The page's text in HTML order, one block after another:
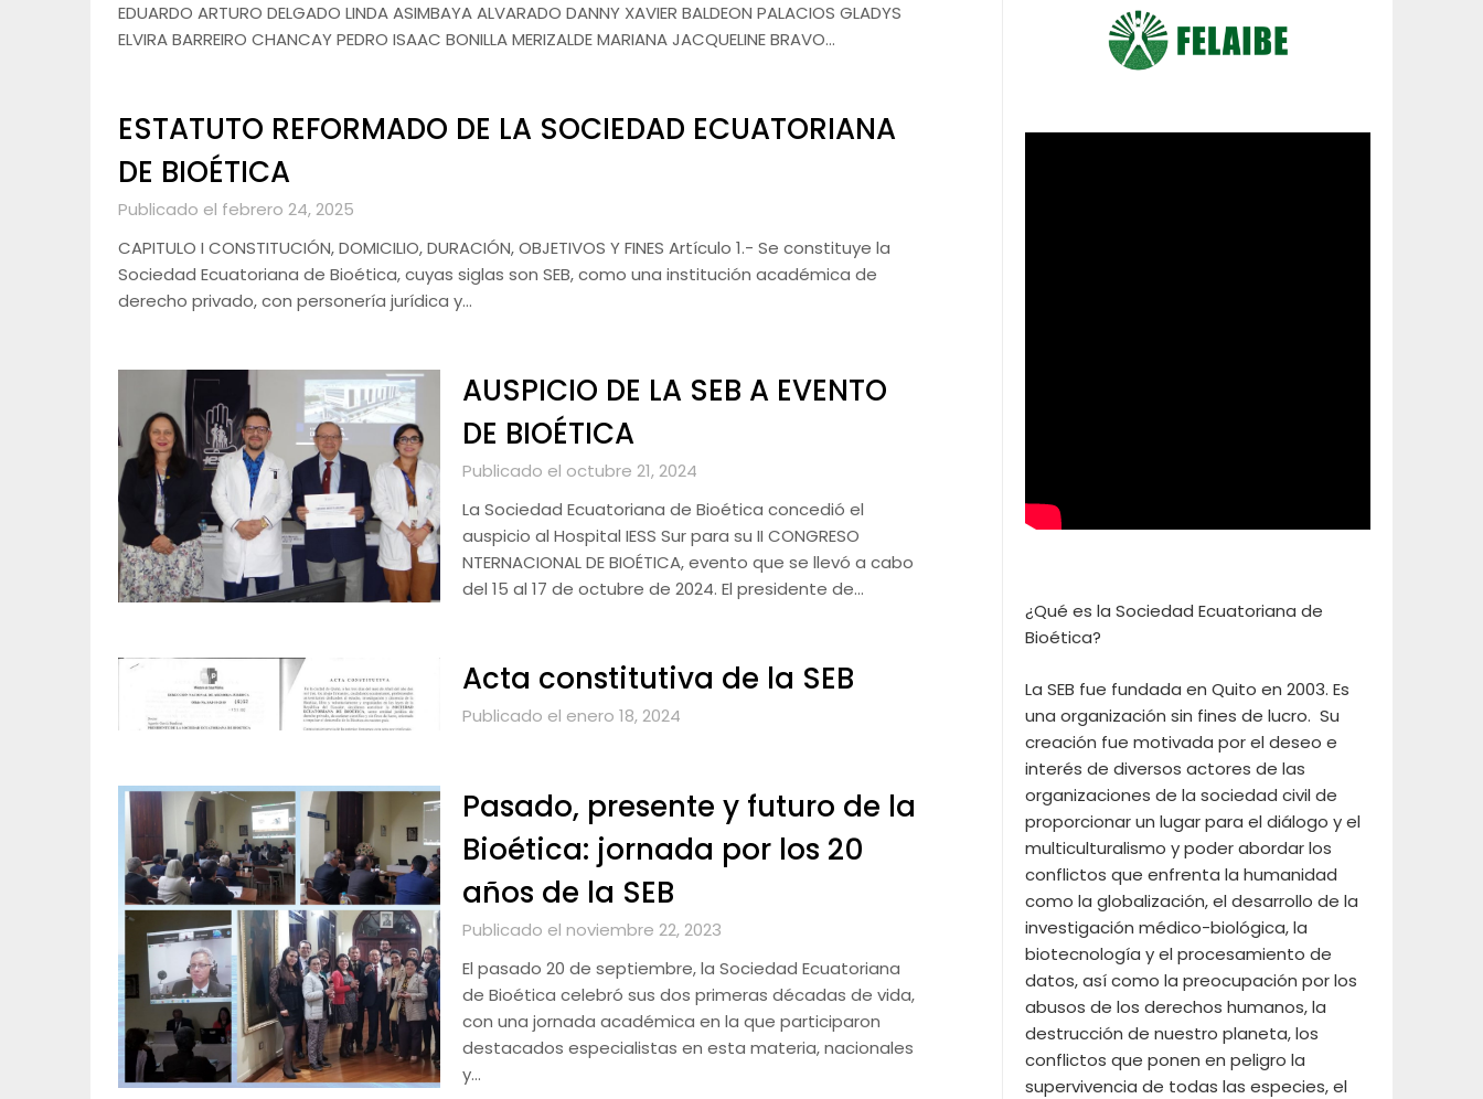
EDUARDO ARTURO DELGADO LINDA ASIMBAYA ALVARADO DANNY XAVIER BALDEON PALACIOS GLADYS
ELVIRA BARREIRO CHANCAY PEDRO ISAAC BONILLA MERIZALDE MARIANA JACQUELINE BRAVO…
ESTATUTO REFORMADO DE LA SOCIEDAD ECUATORIANA
DE BIOÉTICA
Publicado el febrero 24, 2025
CAPITULO I CONSTITUCIÓN, DOMICILIO, DURACIÓN, OBJETIVOS Y FINES Artículo 1.- Se constituye la
Sociedad Ecuatoriana de Bioética, cuyas siglas son SEB, como una institución académica de
derecho privado, con personería jurídica y…
AUSPICIO DE LA SEB A EVENTO
DE BIOÉTICA
Publicado el octubre 21, 2024
La Sociedad Ecuatoriana de Bioética concedió el
auspicio al Hospital IESS Sur para su II CONGRESO
NTERNACIONAL DE BIOÉTICA, evento que se llevó a cabo
del 15 al 17 de octubre de 2024. El presidente de…
Acta constitutiva de la SEB
Publicado el enero 18, 2024
Pasado, presente y futuro de la
Bioética: jornada por los 20
años de la SEB
Publicado el noviembre 22, 2023
El pasado 20 de septiembre, la Sociedad Ecuatoriana
de Bioética celebró sus dos primeras décadas de vida,
con una jornada académica en la que participaron
destacados especialistas en esta materia, nacionales
y…
¿Qué es la Sociedad Ecuatoriana de
Bioética?
La SEB fue fundada en Quito en 2003. Es
una organización sin fines de lucro. Su
creación fue motivada por el deseo e
interés de diversos actores de las
organizaciones de la sociedad civil de
proporcionar un lugar para el diálogo y el
multiculturalismo y poder abordar los
conflictos que enfrenta la humanidad
como la globalización, el desarrollo de la
investigación médico-biológica, la
biotecnología y el procesamiento de
datos, así como la preocupación por los
abusos de los derechos humanos, la
destrucción de nuestro planeta, los
conflictos que ponen en peligro la
supervivencia de todas las especies, el